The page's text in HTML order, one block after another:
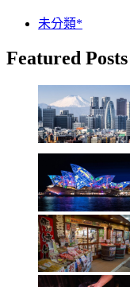
未分類*
Featured Posts